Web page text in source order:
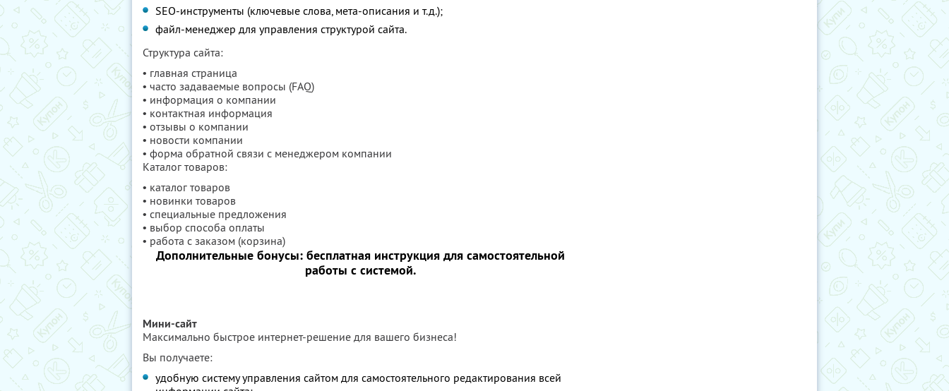
SEO-инструменты (ключевые слова, мета-описания и т.д.);
файл-менеджер для управления структурой сайта.
Структура сайта:
• главная страница
• часто задаваемые вопросы (FAQ)
• информация о компании
• контактная информация
• отзывы о компании
• новости компании
• форма обратной связи с менеджером компании
Каталог товаров:
• каталог товаров
• новинки товаров
• специальные предложения
• выбор способа оплаты
• работа с заказом (корзина)
Дополнительные бонусы: бесплатная инструкция для самостоятельной
работы с системой.
Мини-сайт
Максимально быстрое интернет-решение для вашего бизнеса!
Вы получаете:
удобную систему управления сайтом для самостоятельного редактирования всей